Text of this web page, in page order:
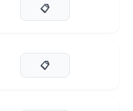
📋
📋